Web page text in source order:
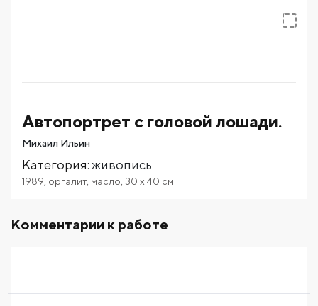
Автопортрет с головой лошади.
Михаил Ильин
Категория:живопись
1989 оргалит, масло 30 x 40 см
Комментарии к работе